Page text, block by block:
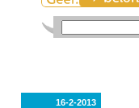
16-2-2013